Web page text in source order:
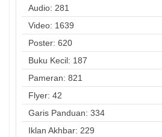
Audio: 281
Video: 1639
Poster: 620
Buku Kecil: 187
Pameran: 821
Flyer: 42
Garis Panduan: 334
Iklan Akhbar: 229